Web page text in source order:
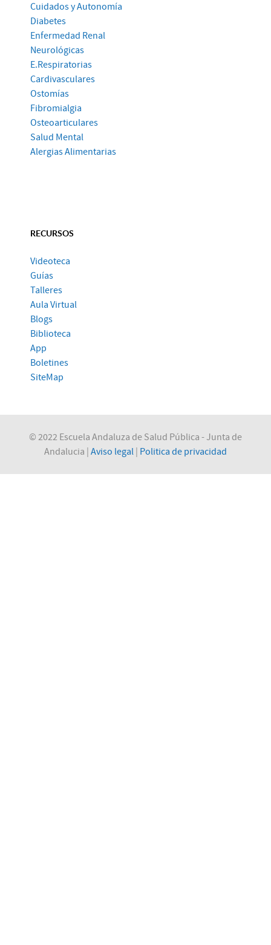
Cuidados y Autonomía
Diabetes
Enfermedad Renal
Neurológicas
E.Respiratorias
Cardivasculares
Ostomías
Fibromialgia
Osteoarticulares
Salud Mental
Alergias Alimentarias
RECURSOS
Videoteca
Guías
Talleres
Aula Virtual
Blogs
Biblioteca
App
Boletines
SiteMap
© 2022 Escuela Andaluza de Salud Pública - Junta de
Andalucia | Aviso legal Politica de privacidad